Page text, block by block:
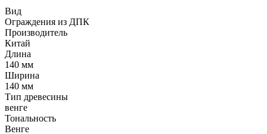
Вид
Ограждения из ДПК
Производитель
Китай
Длина
140 мм
Ширина
140 мм
Тип древесины
венге
Тональность
Венге